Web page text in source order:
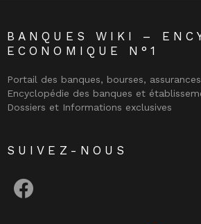
BANQUES WIKI –
ECONOMIQUE N°1
Portail des banques, bourses,
Encyclopédie des banques et
Dossiers et Informations exclusives
SUIVEZ-NOUS